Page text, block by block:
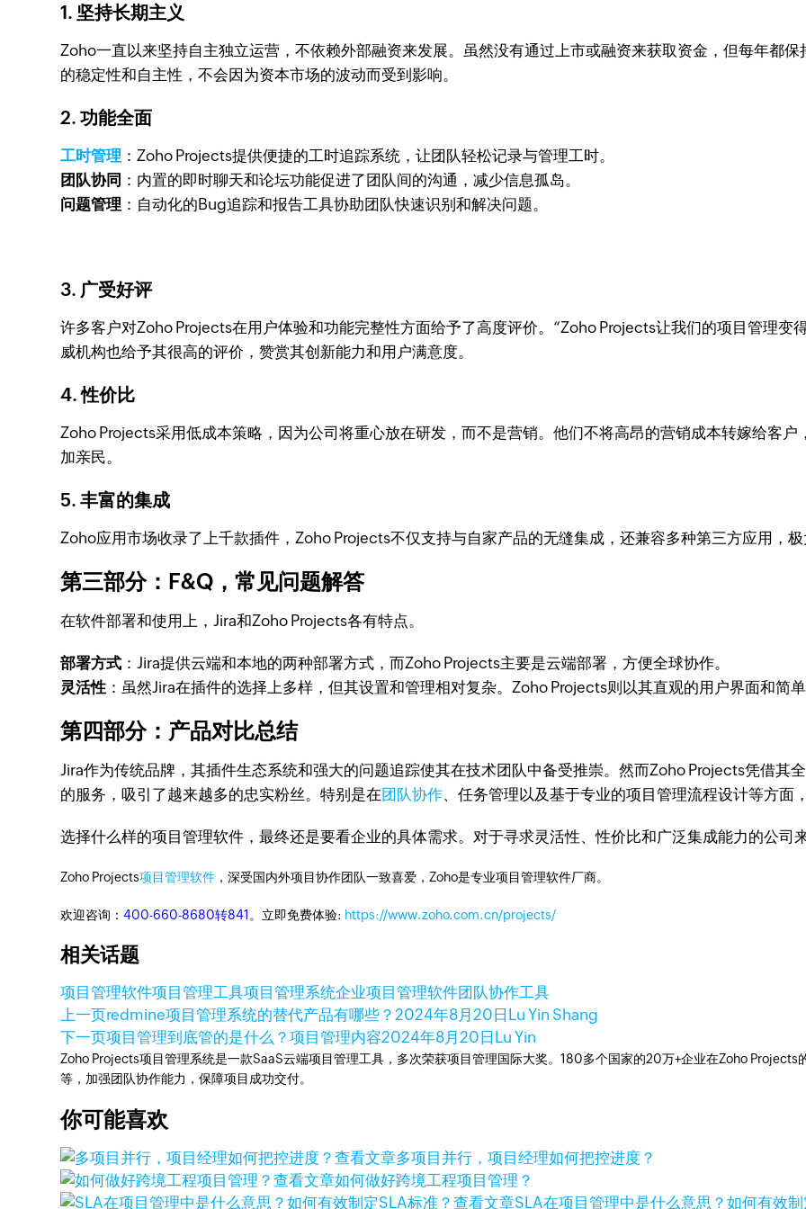
1. 坚持长期主义
Zoho一直以来坚持自主独立运营，不依赖外部融资来发展。虽然没有通过上市或融资来获取资金，但每年都
的稳定性和自主性，不会因为资本市场的波动而受到影响。
2. 功能全面
工时管理 ：Zoho Projects提供便捷的工时追踪系统，让团队轻松记录与管理工时。
团队协同 ：内置的即时聊天和论坛功能促进了团队间的沟通，减少信息孤岛。
问题管理 ：自动化的Bug追踪和报告工具协助团队快速识别和解决问题。
3. 广受好评
许多客户对Zoho Projects在用户体验和功能完整性方面给予了高度评价。“Zoho Projects让我们的项目管理变
威机构也给予其很高的评价，赞赏其创新能力和用户满意度。
4. 性价比
Zoho Projects采用低成本策略，因为公司将重心放在研发，而不是营销。他们不将高昂的营销成本转嫁给客
加亲民。
5. 丰富的集成
Zoho应用市场收录了上千款插件，Zoho Projects不仅支持与自家产品的无缝集成，还兼容多种第三方应用，
第三部分：F&Q，常见问题解答
在软件部署和使用上，Jira和Zoho Projects各有特点。
部署方式 ：Jira提供云端和本地的两种部署方式，而Zoho Projects主要是云端部署，方便全球协作。
灵活性 ：虽然Jira在插件的选择上多样，但其设置和管理相对复杂。Zoho Projects则以其直观的用户界面和简
第四部分：产品对比总结
Jira作为传统品牌，其插件生态系统和强大的问题追踪使其在技术团队中备受推崇。然而Zoho Projects凭借其
的服务，吸引了越来越多的忠实粉丝。特别是在团队协作、任务管理以及基于专业的项目管理流程设计等方面
选择什么样的项目管理软件，最终还是要看企业的具体需求。对于寻求灵活性、性价比和广泛集成能力的公
Zoho Projects项目管理软件 ，深受国内外项目协作团队一致喜爱，Zoho是专业项目管理软件厂商。
欢迎咨询：400-660-8680转841 。立即免费体验: https://www.zoho.com.cn/projects/
相关话题
项目管理软件项目管理工具项目管理系统企业项目管理软件团队协作工具
上一页redmine项目管理系统的替代产品有哪些？2024年8月20日 Lu Yin Shang
下一页项目管理到底管的是什么？项目管理内容2024年8月20日 Lu Yin
Zoho Projects项目管理系统是一款SaaS云端项目管理工具，多次荣获项目管理国际大奖。180多个国家的20万+企业在Zoho
等，加强团队协作能力，保障项目成功交付。
你可能喜欢
查看文章多项目并行，项目经理如何把控进度？
查看文章如何做好跨境工程项目管理？
查看文章SLA在项目管理中是什么意思？如何有效